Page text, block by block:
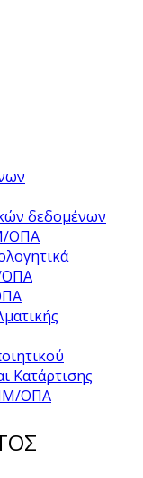
δεδομένων
ΟΠΑ
ΟΠΑ
Κατάρτισης
ΟΠΑ